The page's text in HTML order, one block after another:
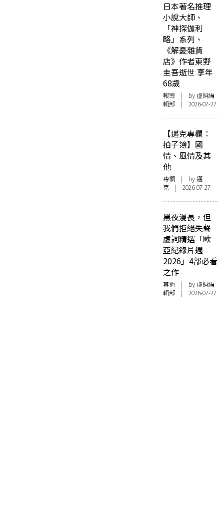
日本著名推理
小說大師、
「神探伽利
略」系列、
《解憂雜貨
店》作者東野
圭吾逝世 享年
68歲
報導 | by 虛詞編
輯部 | 2026-07-27
【邁克專欄：
拍子簿】國
情、風情及其
他
專欄 | by邁
克 | 2026-07-27
黑夜漫長，但
我們拒絕失聲
虛詞精選「歐
亞紀錄片週
2026」4部必看
之作
其他 | by 虛詞編
輯部 | 2026-07-27